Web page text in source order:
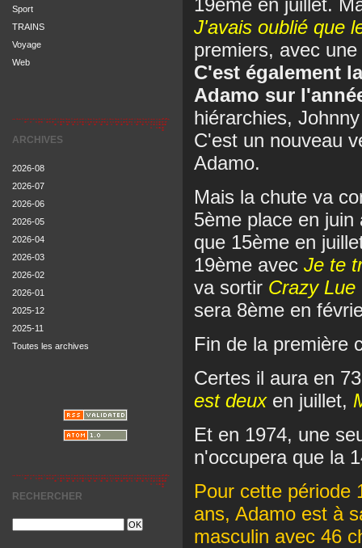
Sport
TRAINS
Voyage
Web
ARCHIVES
2026-08
2026-07
2026-06
2026-05
2026-04
2026-03
2026-02
2026-01
2025-12
2025-11
Toutes les archives
RECHERCHER
19ème en juillet.
J'avais oublié que
premiers, avec
C'est également
Adamo sur
hiérarchies,
C'est un nouveau
Adamo.
Mais la chute va
5ème place en
que 15ème en
19ème avec Je te
va sortir Crazy Lue
sera 8ème en
Fin de la première
Certes il aura en
est deux en juillet,
Et en 1974, une
n'occupera que la
Pour cette période
ans, Adamo est à
masculin avec 46